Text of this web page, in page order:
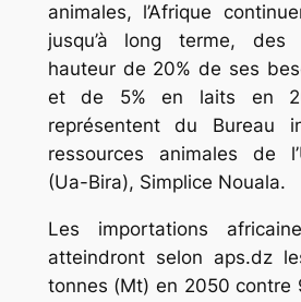
animales, l’Afrique
jusqu’à long terme, des
hauteur de 20% de ses
et de 5% en laits en
représentent du Bureau
ressources animales de
(Ua-Bira), Simplice Nouala.
Les importations
atteindront selon aps.dz
tonnes (Mt) en 2050 contre